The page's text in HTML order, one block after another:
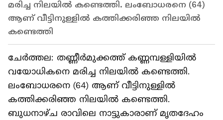
മരിച്ച നിലയിൽ കണ്ടെത്തി. ലംബോധരനെ (64)
ആണ് വീട്ടിനുള്ളിൽ കത്തിക്കരിഞ്ഞ നിലയിൽ
കണ്ടെത്തി
ചേർത്തല: തണ്ണീർമുക്കത്ത് കണ്ണമ്പള്ളിയില്‍
വയോധികനെ മരിച്ച നിലയിൽ കണ്ടെത്തി.
ലംബോധരനെ (64) ആണ് വീട്ടിനുള്ളിൽ
കത്തിക്കരിഞ്ഞ നിലയിൽ കണ്ടെത്തി.
ബുധനാഴ്ച രാവിലെ നാട്ടുകാരാണ് മൃതദേഹം